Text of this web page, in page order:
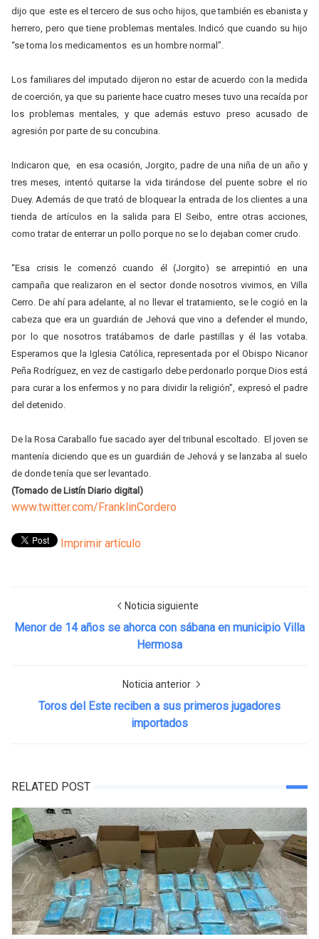
dijo que este es el tercero de sus ocho hijos, que también es ebanista y
herrero, pero que tiene problemas mentales. Indicó que cuando su hijo
“se toma los medicamentos es un hombre normal”.
Los familiares del imputado dijeron no estar de acuerdo con la medida
de coerción, ya que su pariente hace cuatro meses tuvo una recaída por
los problemas mentales, y que además estuvo preso acusado de
agresión por parte de su concubina.
Indicaron que, en esa ocasión, Jorgito, padre de una niña de un año y
tres meses, intentó quitarse la vida tirándose del puente sobre el rio
Duey. Además de que trató de bloquear la entrada de los clientes a una
tienda de artículos en la salida para El Seibo, entre otras acciones,
como tratar de enterrar un pollo porque no se lo dejaban comer crudo.
“Esa crisis le comenzó cuando él (Jorgito) se arrepintió en una
campaña que realizaron en el sector donde nosotros vivimos, en Villa
Cerro. De ahí para adelante, al no llevar el tratamiento, se le cogió en la
cabeza que era un guardián de Jehová que vino a defender el mundo,
por lo que nosotros tratábamos de darle pastillas y él las votaba.
Esperamos que la Iglesia Católica, representada por el Obispo Nicanor
Peña Rodríguez, en vez de castigarlo debe perdonarlo porque Dios está
para curar a los enfermos y no para dividir la religión”, expresó el padre
del detenido.
De la Rosa Caraballo fue sacado ayer del tribunal escoltado. El joven se
mantenía diciendo que es un guardián de Jehová y se lanzaba al suelo
de donde tenía que ser levantado.
(Tomado de Listín Diario digital)
www.twitter.com/FranklinCordero
Imprimir artículo
Noticia siguiente
Menor de 14 años se ahorca con sábana en municipio Villa
Hermosa
Noticia anterior
Toros del Este reciben a sus primeros jugadores
importados
RELATED POST